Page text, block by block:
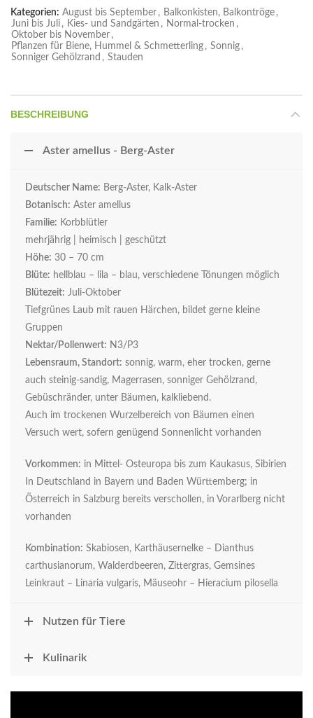
Kategorien: August bis September , Balkonkisten, Balkontröge ,
Juni bis Juli , Kies- und Sandgärten , Normal-trocken ,
Oktober bis November ,
Pflanzen für Biene, Hummel & Schmetterling , Sonnig ,
Sonniger Gehölzrand , Stauden
BESCHREIBUNG
Aster amellus - Berg-Aster
Deutscher Name: Berg-Aster, Kalk-Aster
Botanisch: Aster amellus
Familie: Korbblütler
mehrjährig | heimisch | geschützt
Höhe: 30 – 70 cm
Blüte: hellblau – lila – blau, verschiedene Tönungen möglich
Blütezeit: Juli-Oktober
Tiefgrünes Laub mit rauen Härchen, bildet gerne kleine
Gruppen
Nektar/Pollenwert: N3/P3
Lebensraum, Standort: sonnig, warm, eher trocken, gerne
auch steinig-sandig, Magerrasen, sonniger Gehölzrand,
Gebüschränder, unter Bäumen, kalkliebend.
Auch im trockenen Wurzelbereich von Bäumen einen
Versuch wert, sofern genügend Sonnenlicht vorhanden
Vorkommen: in Mittel- Osteuropa bis zum Kaukasus, Sibirien
In Deutschland in Bayern und Baden Württemberg; in
Österreich in Salzburg bereits verschollen, in Vorarlberg nicht
vorhanden
Kombination: Skabiosen, Karthäusernelke – Dianthus
carthusianorum, Walderdbeeren, Zittergras, Gemsines
Leinkraut – Linaria vulgaris, Mäuseohr – Hieracium pilosella
Nutzen für Tiere
Kulinarik